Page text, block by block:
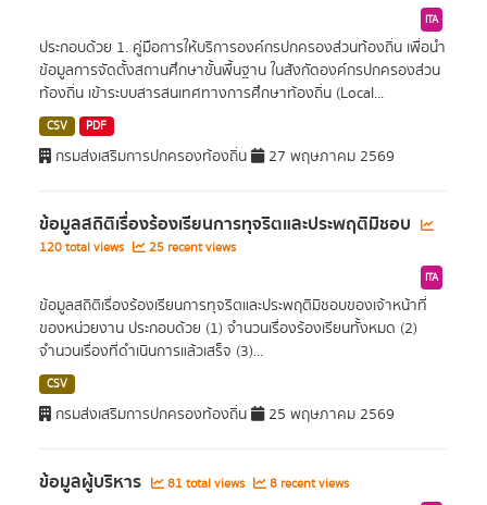
ITA
ประกอบด้วย 1. คู่มือการให้บริการองค์กรปกครองส่วนท้องถิ่น เพื่อนำ
ข้อมูลการจัดตั้งสถานศึกษาขั้นพื้นฐาน ในสังกัดองค์กรปกครองส่วน
ท้องถิ่น เข้าระบบสารสนเทศทางการศึกษาท้องถิ่น (Local...
CSV PDF
กรมส่งเสริมการปกครองท้องถิ่น 27 พฤษภาคม 2569
ข้อมูลสถิติเรื่องร้องเรียนการทุจริตและประพฤติมิชอบ
120 total views 25 recent views
ITA
ข้อมูลสถิติเรื่องร้องเรียนการทุจริตและประพฤติมิชอบของเจ้าหน้าที่
ของหน่วยงาน ประกอบด้วย (1) จำนวนเรื่องร้องเรียนทั้งหมด (2)
จำนวนเรื่องที่ดำเนินการแล้วเสร็จ (3)...
CSV
กรมส่งเสริมการปกครองท้องถิ่น 25 พฤษภาคม 2569
ข้อมูลผู้บริหาร 81 total views 8 recent views